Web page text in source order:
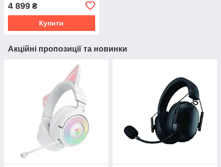
4 899 ₴
Купити
Акційні пропозиції та новинки